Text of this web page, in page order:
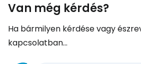
Van még kérdés?
Ha bármilyen kérdése vagy
kapcsolatban...